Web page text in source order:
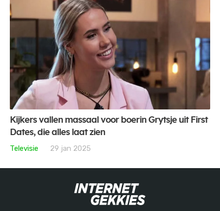
Kijkers vallen massaal voor boerin Grytsje uit First
Dates, die alles laat zien
Televisie
29 jan 2025